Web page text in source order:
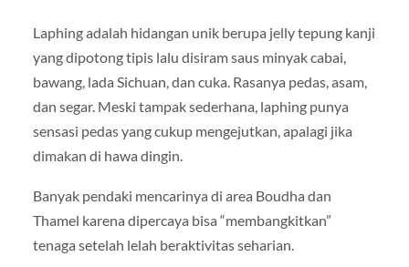
Laphing adalah hidangan unik berupa jelly tepung kanji
yang dipotong tipis lalu disiram saus minyak cabai,
bawang, lada Sichuan, dan cuka. Rasanya pedas, asam,
dan segar. Meski tampak sederhana, laphing punya
sensasi pedas yang cukup mengejutkan, apalagi jika
dimakan di hawa dingin.
Banyak pendaki mencarinya di area Boudha dan
Thamel karena dipercaya bisa “membangkitkan”
tenaga setelah lelah beraktivitas seharian.